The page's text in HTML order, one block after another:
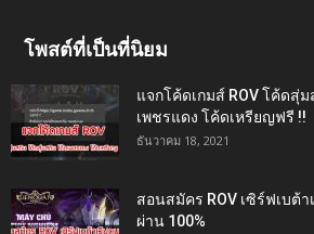
โพสต์ที่เป็นที่นิยม
แจกโค้ดเกมส์ ROV โค้ดสุ่
เพชรแดง โค้ดเหรียญฟรี !!
ธันวาคม 18, 2021
สอนสมัคร ROV เซิร์ฟเบต้
ผ่าน 100%